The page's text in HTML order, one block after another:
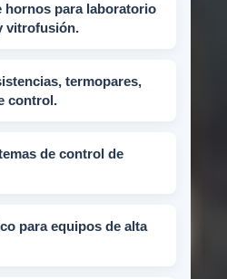
hornos para laboratorio
vitrofusión.
termopares,
control.
de control de
para equipos de alta